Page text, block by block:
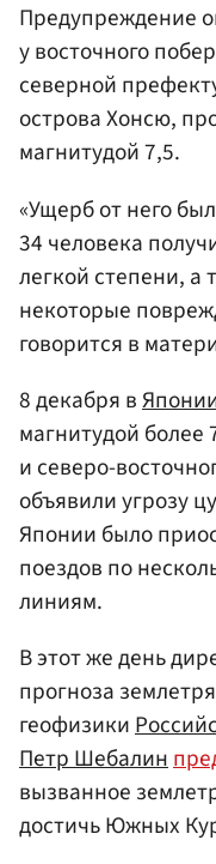
Предупреждение
у восточного
северной
острова Хонсю,
магнитудой 7,5.
«Ущерб от него
34 человека
легкой степени,
некоторые
говорится в
8 декабря в
магнитудой более
и северо-
объявили угрозу
Японии было
поездов по
линиям.
В этот же день
прогноза
геофизики
Петр Шебалин
вызванное
достичь Южных